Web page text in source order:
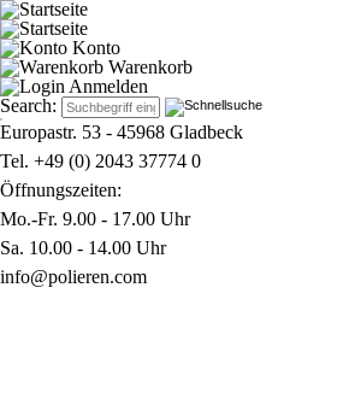
Konto
Warenkorb
Anmelden
Search:
Europastr. 53 - 45968 Gladbeck
Tel. +49 (0) 2043 37774 0
Öffnungszeiten:
Mo.-Fr. 9.00 - 17.00 Uhr
Sa. 10.00 - 14.00 Uhr
info@polieren.com